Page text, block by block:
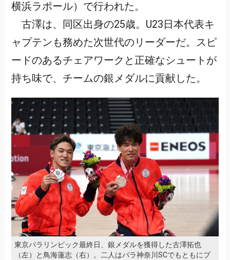
横浜ラポール）で行われた。
古澤は、同区出身の25歳。U23日本代表キ
ャプテンも務めた次世代のリーダーだ。スピ
ードのあるチェアワークと正確なシュートが
持ち味で、チームの銀メダルに貢献した。
東京パラリンピック最終日、銀メダルを獲得した古澤拓也
（左）と鳥海蓮志（右）。二人はパラ神奈川SCでもともにプ